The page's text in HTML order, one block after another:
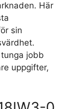
Här
sin
jobb
uppgifter,